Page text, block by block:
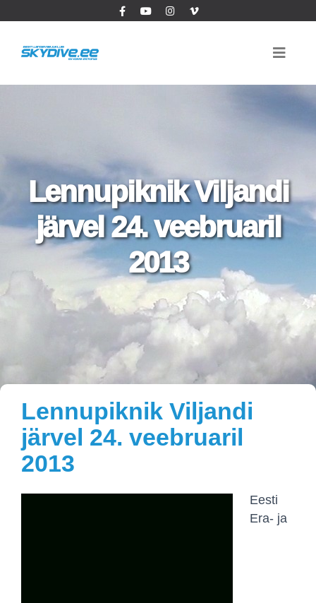
Lennupiknik Viljandi
järvel 24. veebruaril
2013
Lennupiknik Viljandi
järvel 24. veebruaril
2013
Eesti
Era- ja